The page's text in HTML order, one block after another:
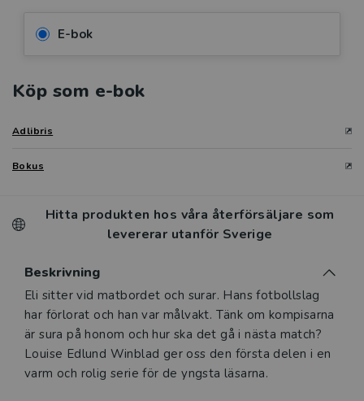
E-bok
Köp som e-bok
Adlibris
Bokus
Hitta produkten hos våra återförsäljare som
levererar utanför Sverige
Beskrivning
Beskrivning
Eli sitter vid matbordet och surar. Hans fotbollslag
har förlorat och han var målvakt. Tänk om kompisarna
är sura på honom och hur ska det gå i nästa match?
Louise Edlund Winblad ger oss den första delen i en
varm och rolig serie för de yngsta läsarna.